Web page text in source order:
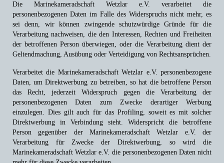
Die Marinekameradschaft Wetzlar e.V. verarbeitet die
personenbezogenen Daten im Falle des Widerspruchs nicht mehr, es
sei denn, wir können zwingende schutzwürdige Gründe für die
Verarbeitung nachweisen, die den Interessen, Rechten und Freiheiten
der betroffenen Person überwiegen, oder die Verarbeitung dient der
Geltendmachung, Ausübung oder Verteidigung von Rechtsansprüchen.
Verarbeitet die Marinekameradschaft Wetzlar e.V. personenbezogene
Daten, um Direktwerbung zu betreiben, so hat die betroffene Person
das Recht, jederzeit Widerspruch gegen die Verarbeitung der
personenbezogenen Daten zum Zwecke derartiger Werbung
einzulegen. Dies gilt auch für das Profiling, soweit es mit solcher
Direktwerbung in Verbindung steht. Widerspricht die betroffene
Person gegenüber der Marinekameradschaft Wetzlar e.V. der
Verarbeitung für Zwecke der Direktwerbung, so wird die
Marinekameradschaft Wetzlar e.V. die personenbezogenen Daten nicht